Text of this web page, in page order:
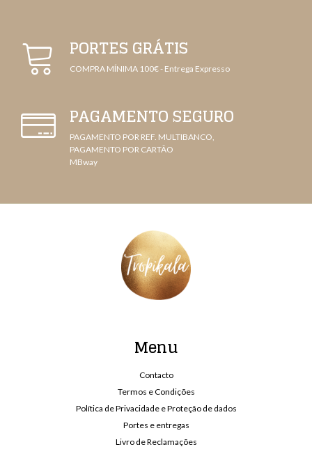
PORTES GRÁTIS
COMPRA MÍNIMA 100€ - Entrega Expresso
PAGAMENTO SEGURO
PAGAMENTO POR REF. MULTIBANCO,
PAGAMENTO POR CARTÃO
MBway
Menu
Contacto
Termos e Condições
Política de Privacidade e Proteção de dados
Portes e entregas
Livro de Reclamações